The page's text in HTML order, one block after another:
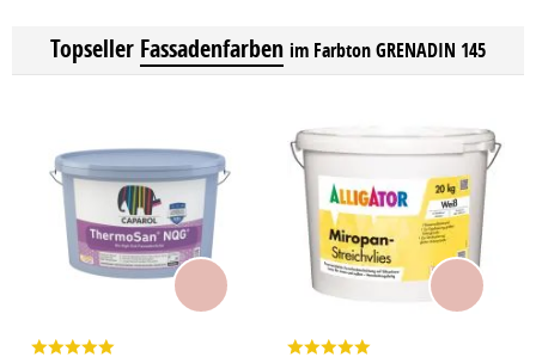
Topseller Fassadenfarben im Farbton GRENADIN 145